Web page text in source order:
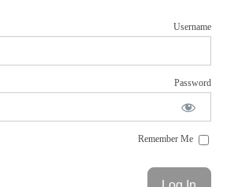
Username
Password